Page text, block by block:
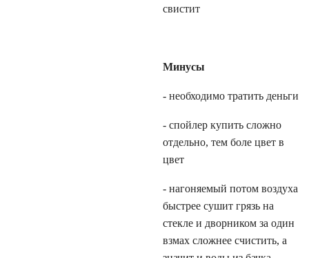
свистит
Минусы
- необходимо тратить деньги
- спойлер купить сложно
отдельно, тем боле цвет в
цвет
- нагоняемый потом воздуха
быстрее сушит грязь на
стекле и дворником за один
взмах сложнее счистить, а